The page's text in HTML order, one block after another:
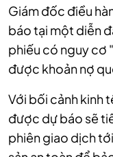
Giám đốc điều
báo tại một diễn
phiếu có nguy cơ
được khoản nợ
Với bối cảnh kinh
được dự báo sẽ
phiên giao dịch